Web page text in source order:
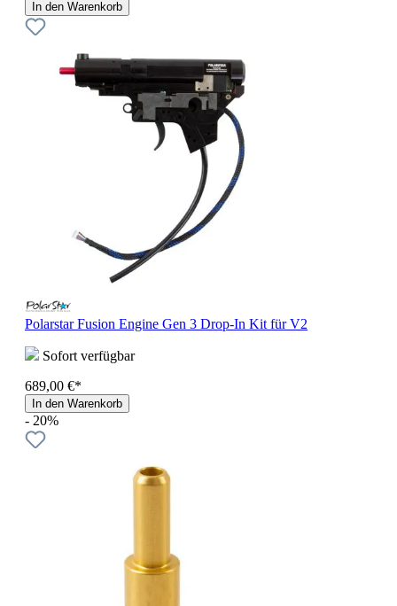
In den Warenkorb
Polarstar Fusion Engine Gen 3 Drop-In Kit für V2
Sofort verfügbar
689,00 €*
In den Warenkorb
- 20%